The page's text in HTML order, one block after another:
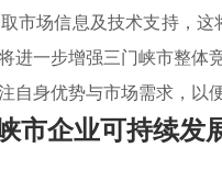
市场信息及技术支持，
进一步增强三门峡市整体
自身优势与市场需求，以
市企业可持续发